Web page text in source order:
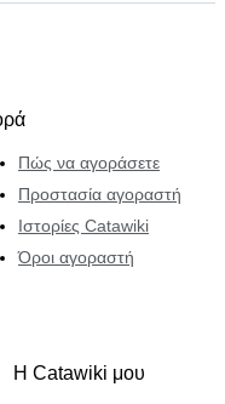
Πώς να αγοράσετε
Προστασία αγοραστή
Ιστορίες Catawiki
Όροι αγοραστή
Η Catawiki μου